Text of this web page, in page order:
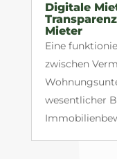
Digitale
Mieter
Eine
zwischen
wesentlicher